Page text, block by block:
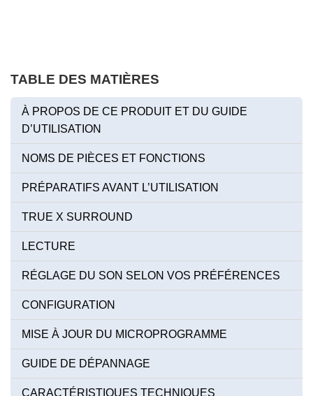
TABLE DES MATIÈRES
À PROPOS DE CE PRODUIT ET DU GUIDE
D’UTILISATION
NOMS DE PIÈCES ET FONCTIONS
PRÉPARATIFS AVANT L’UTILISATION
TRUE X SURROUND
LECTURE
RÉGLAGE DU SON SELON VOS PRÉFÉRENCES
CONFIGURATION
MISE À JOUR DU MICROPROGRAMME
GUIDE DE DÉPANNAGE
CARACTÉRISTIQUES TECHNIQUES